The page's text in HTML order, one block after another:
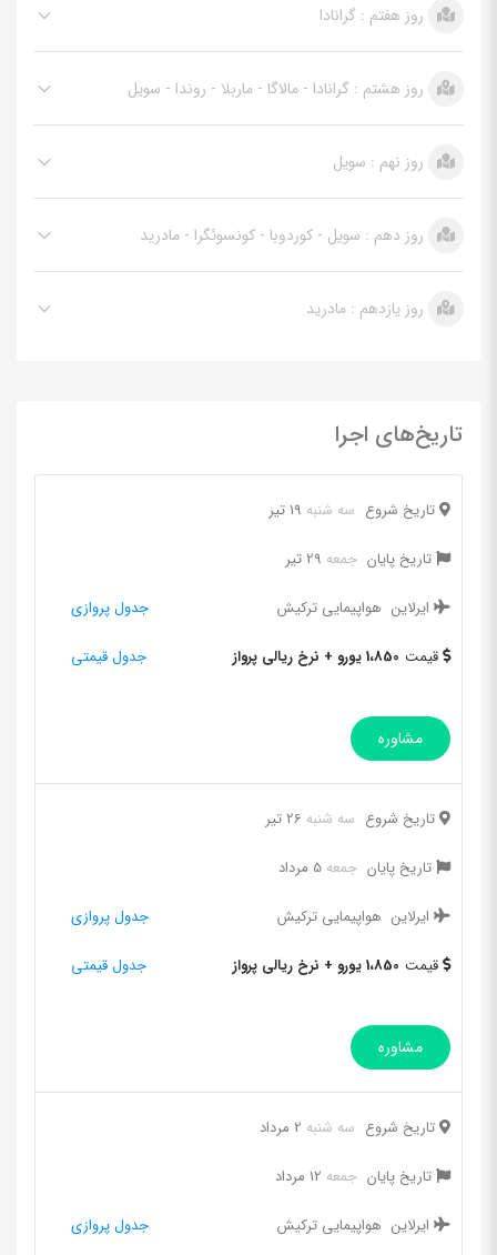
روز هفتم : گرانادا
روز هشتم : گرانادا - مالاگا - ماربلا - روندا - سویل
روز نهم : سویل
روز دهم : سویل - کوردوبا - کونسوئگرا - مادرید
روز یازدهم : مادرید
تاریخ‌های اجرا
تاریخ شروع سه شنبه 19 تیر
تاریخ پایان جمعه 29 تیر
ایرلاین هواپیمایی ترکیش جدول پروازی
قیمت 1،850 یورو + نرخ ریالی پرواز جدول قیمتی
مشاوره
تاریخ شروع سه شنبه 26 تیر
تاریخ پایان جمعه 5 مرداد
ایرلاین هواپیمایی ترکیش جدول پروازی
قیمت 1،850 یورو + نرخ ریالی پرواز جدول قیمتی
مشاوره
تاریخ شروع سه شنبه 2 مرداد
تاریخ پایان جمعه 12 مرداد
ایرلاین هواپیمایی ترکیش جدول پروازی